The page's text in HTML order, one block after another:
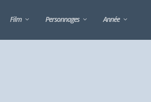
Film Personnages Année